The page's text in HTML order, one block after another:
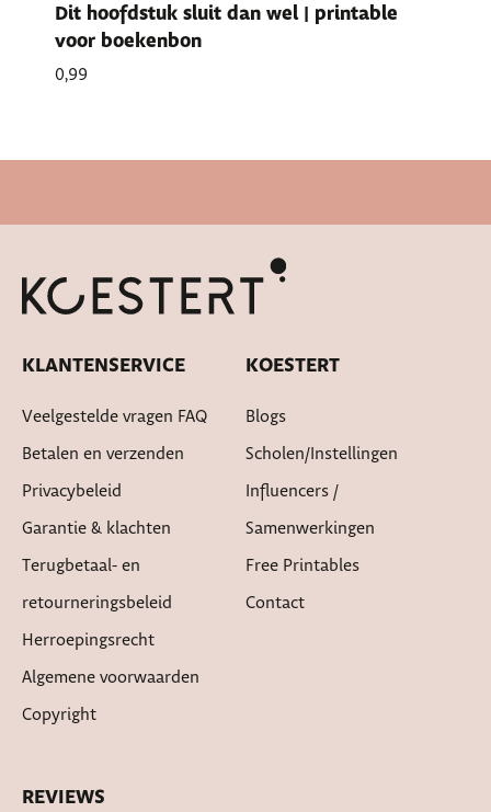
Dit hoofdstuk sluit dan wel | printable
voor boekenbon
0,99
KLANTENSERVICE
Veelgestelde vragen FAQ
Betalen en verzenden
Privacybeleid
Garantie & klachten
Terugbetaal- en
retourneringsbeleid
Herroepingsrecht
Algemene voorwaarden
Copyright
KOESTERT
Blogs
Scholen/instellingen
Influencers /
Samenwerkingen
Free Printables
Contact
REVIEWS